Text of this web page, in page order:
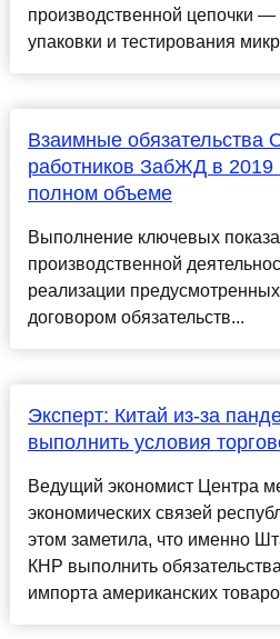
производственной цепочки
упаковки и тестирования
Взаимные
работников ЗабЖД в
полном объеме
Выполнение ключевых
производственной
реализации
договором обязательств...
Эксперт: Китай из-за
выполнить условия
Ведущий экономист Центра
экономических связей
этом заметила, что именно
КНР выполнить
импорта американских